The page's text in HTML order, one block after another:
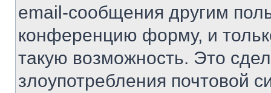
email-сообщения другим
конференцию форму, и
такую возможность. Это
злоупотребления почтовой